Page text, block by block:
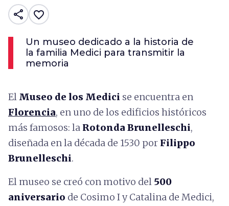
share favorite_border
Un museo dedicado a la historia de
la familia Medici para transmitir la
memoria
El Museo de los Medici se encuentra en
Florencia, en uno de los edificios históricos
más famosos: la Rotonda Brunelleschi,
diseñada en la década de 1530 por Filippo
Brunelleschi.
El museo se creó con motivo del 500
aniversario de Cosimo I y Catalina de Medici,